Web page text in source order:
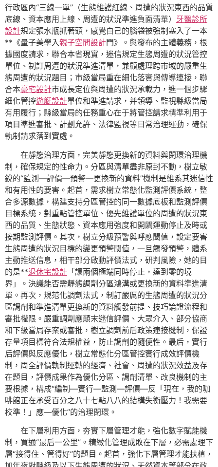
行政區內“三線一單”（生態維護紅線、周遭的狀況東西的品質
底線、資本應用上線、周遭的狀況準進負面清單） 牙醫診所
設計規定張水瓶抓著頭，感覺自己的腦袋被強制塞入了一本
**《量子美學入親子空間設計門》。與發布的主體義務，根
據國度請求，聯合本省現實，迷信規定生態周遭的狀況管控
單位、制訂周遭的狀況準進清單，兼顧處理跨市域的嚴重生
態周遭的狀況題目；市級當局重在細化落實與傳導連接，聯
合本豪宅設計市成長定位與周遭的狀況承載力，進一個步驟
細化管控遊艇設計單位和準進請求，并領導、監視縣級當局
有用履行；縣級當局的任務重心在于將管控請求精準利用于
項目準進審批、計劃允許、法律監視等日常治理運動，確保
軌制請求落到實處。
在靜態治理方面，完美靜態更換新的資料與閉環治理機
制，確保規定的性命力。分區與清單盡非原封不動，樹立敏
銳的“監測—評價—預警—更換新的資料”機制是維系其迷信性
和有用性的要害。起首，需求樹立常態化監測評價系統，整
合多源數據，構建支持分區管控的同一數據底板和監測評價
目標系統，對重點管控單位、優先維護單位的周遭的狀況東
西的品質、生態狀態、資本應用強度和開闢運動停止及時或
按期監測評價。其次，樹立分級預警與呼應閾值，設定要害
生態周遭的狀況目標的變更預警閾值，一旦觸發預警，體系
主動推送信息，相干部分啟動評價法式，研判風險，她的目
的是**退休宅設計 「讓兩個極端同時停止，達到零的境
界」。決議能否需靜態調劑分區鴻溝或更換新的資料準進清
單。再次，規范化調劑法式，制訂嚴厲的生態周遭的狀況分
區調劑和準進清單更換新的資料觸發前提、技巧論證流程和
審批權限。嚴重調劑應顛末迷信評價、大眾介入、部分協商
和下級當局存案或審批，樹立調劑前后政策連接機制，保證
存量項目標符合法規權益，防止調劑的隨便性。最后，實行
后評價與反應優化，樹立常態化分區管控實行成效評價機
制，周全評價軌制運轉的經濟、社會、周遭的狀況效益及存
在題目，評價成果作為優化分區、調劑清單、改良機制的主
要根據，構成“編制—實行—監測—評價—反「現在，我的咖
啡館正在承受百分之八十七點八八的結構失衡壓力！我需要
校準！」應—優化”的治理閉環。
在下層利用方面，夯實下層管理才能，強化數字賦能機
制，買通“最后一公里”。精緻化管理成敗在下層，必需處理下
層“接得住、管得好”的題目。起首，強化下層管理才能扶植，